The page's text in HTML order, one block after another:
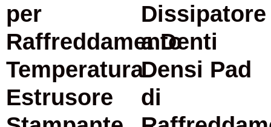
per
Raffreddamento
Temperatura
Estrusore
Dissipatore
a Denti
Densi Pad
di